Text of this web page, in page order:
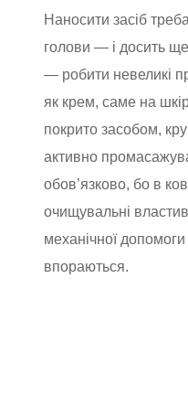
Наносити засіб
голови — і досить
— робити невеликі
як крем, саме на
покрито засобом,
активно
обов’язково, бо в
очищувальні
механічної
впораються.